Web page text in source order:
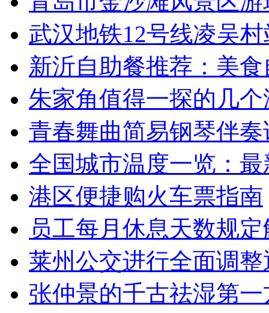
武汉地铁12号线凌吴
新沂自助餐推荐：美
朱家角值得一探的几
青春舞曲简易钢琴伴
全国城市温度一览：
港区便捷购火车票指南
员工每月休息天数规
莱州公交进行全面调
张仲景的千古祛湿第